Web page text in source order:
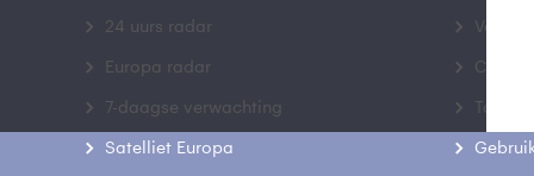
24 uurs radar
Europa radar
7-daagse verwachting
Satelliet Europa
Contact